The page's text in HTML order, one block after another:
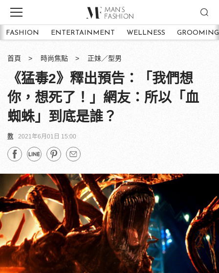
FASHION ENTERTAINMENT WELLNESS GROOMING
首頁 時尚焦點 正妹／型男
《猛毒2》釋出預告：「我們想
你，想死了！」網友：所以「血
蜘蛛」到底是誰？
教 2021年6月01日 15:00